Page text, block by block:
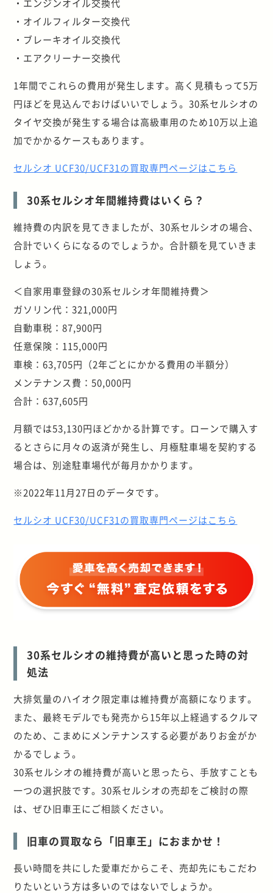
・オイルフィルター交換代
・ブレーキオイル交換代
・エアクリーナー交換代
1年間でこれらの費用が発生します。高く見積もって5万
円ほどを見込んでおけばいいでしょう。30系セルシオの
タイヤ交換が発生する場合は高級車用のため10万以上追
加でかかるケースもあります。
セルシオ UCF30/UCF31の買取専門ページはこちら
30系セルシオ年間維持費はいくら？
維持費の内訳を見てきましたが、30系セルシオの場合、
合計でいくらになるのでしょうか。合計額を見ていきま
しょう。
＜自家用車登録の30系セルシオ年間維持費＞
ガソリン代：321,000円
自動車税：87,900円
任意保険：115,000円
車検：63,705円（2年ごとにかかる費用の半額分）
メンテナンス費：50,000円
合計：637,605円
月額では53,130円ほどかかる計算です。ローンで購入す
るとさらに月々の返済が発生し、月極駐車場を契約する
場合は、別途駐車場代が毎月かかります。
※2022年11月27日のデータです。
セルシオ UCF30/UCF31の買取専門ページはこちら
30系セルシオの維持費が高いと思った時の対
処法
大排気量のハイオク限定車は維持費が高額になります。
また、最終モデルでも発売から15年以上経過するクルマ
のため、こまめにメンテナンスする必要がありお金がか
かるでしょう。
30系セルシオの維持費が高いと思ったら、手放すことも
一つの選択肢です。30系セルシオの売却をご検討の際
は、ぜひ旧車王にご相談ください。
旧車の買取なら「旧車王」におまかせ！
長い時間を共にした愛車だからこそ、売却先にもこだわ
りたいという方は多いのではないでしょうか。